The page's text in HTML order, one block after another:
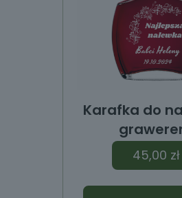
Karafka do
45,00 zł